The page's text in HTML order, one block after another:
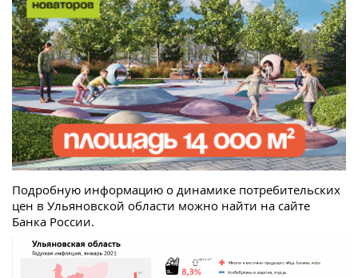
Подробную информацию о динамике потребительских
цен в Ульяновской области можно найти на сайте
Банка России.